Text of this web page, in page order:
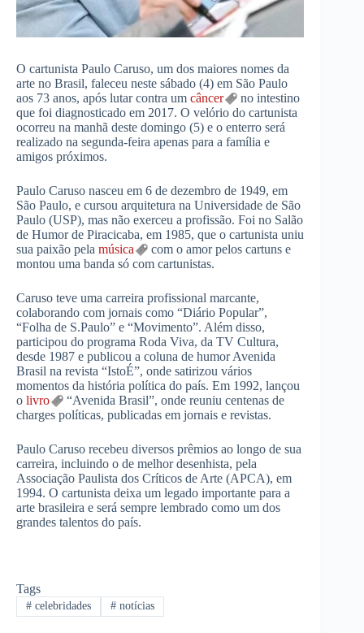
O cartunista Paulo Caruso, um dos maiores nomes da
arte no Brasil, faleceu neste sábado (4) em São Paulo
aos 73 anos, após lutar contra um câncer
no intestino
que foi diagnosticado em 2017. O velório do cartunista
ocorreu na manhã deste domingo (5) e o enterro será
realizado na segunda-feira apenas para a família e
amigos próximos.
Paulo Caruso nasceu em 6 de dezembro de 1949, em
São Paulo, e cursou arquitetura na Universidade de São
Paulo (USP), mas não exerceu a profissão. Foi no Salão
de Humor de Piracicaba, em 1985, que o cartunista uniu
sua paixão pela música
com o amor pelos cartuns e
montou uma banda só com cartunistas.
Caruso teve uma carreira profissional marcante,
colaborando com jornais como “Diário Popular”,
“Folha de S.Paulo” e “Movimento”. Além disso,
participou do programa Roda Viva, da TV Cultura,
desde 1987 e publicou a coluna de humor Avenida
Brasil na revista “IstoÉ”, onde satirizou vários
momentos da história política do país. Em 1992, lançou
o livro
“Avenida Brasil”, onde reuniu centenas de
charges políticas, publicadas em jornais e revistas.
Paulo Caruso recebeu diversos prêmios ao longo de sua
carreira, incluindo o de melhor desenhista, pela
Associação Paulista dos Críticos de Arte (APCA), em
1994. O cartunista deixa um legado importante para a
arte brasileira e será sempre lembrado como um dos
grandes talentos do país.
Tags
#celebridades #notícias